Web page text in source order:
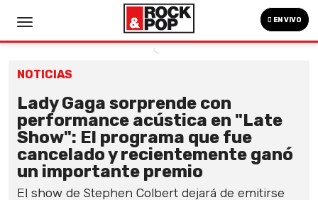
EN VIVO
NOTICIAS
Lady Gaga sorprende con
performance acústica en "Late
Show": El programa que fue
cancelado y recientemente ganó
un importante premio
El show de Stephen Colbert dejará de emitirse